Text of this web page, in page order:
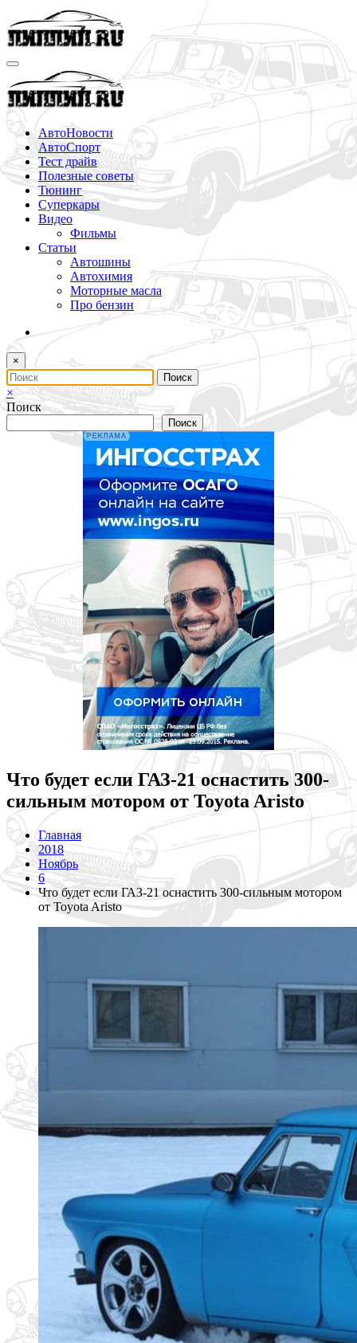
Перейти
к
содержимому
АвтоНовости
АвтоСпорт
Тест драйв
Полезные советы
Тюнинг
Суперкары
Видео
Фильмы
Статьи
Автошины
Автохимия
Моторные масла
Про бензин
×
×
Поиск
Поиск
Что будет если ГАЗ-21 оснастить 300-
сильным мотором от Toyota Aristo
Главная
2018
Ноябрь
6
Что будет если ГАЗ-21 оснастить 300-сильным мотором
от Toyota Aristo